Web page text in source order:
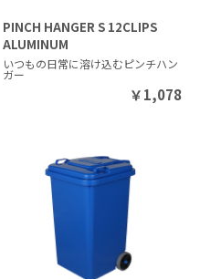
PINCH HANGER S 12CLIPS
ALUMINUM
いつもの日常に溶け込むピンチハン
ガー
￥1,078